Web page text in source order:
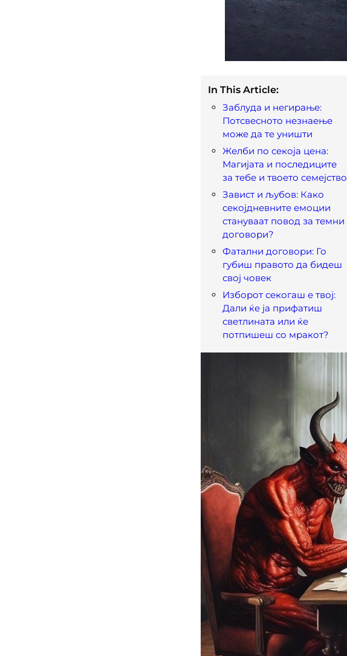
In This Article:
Заблуда и негирање:
Потсвесното незнаење
може да те уништи
Желби по секоја цена:
Магијата и последиците
за тебе и твоето семејство
Завист и љубов: Како
секојдневните емоции
стануваат повод за темни
договори?
Фатални договори: Го
губиш правото да бидеш
свој човек
Изборот секогаш е твој:
Дали ќе ја прифатиш
светлината или ќе
потпишеш со мракот?